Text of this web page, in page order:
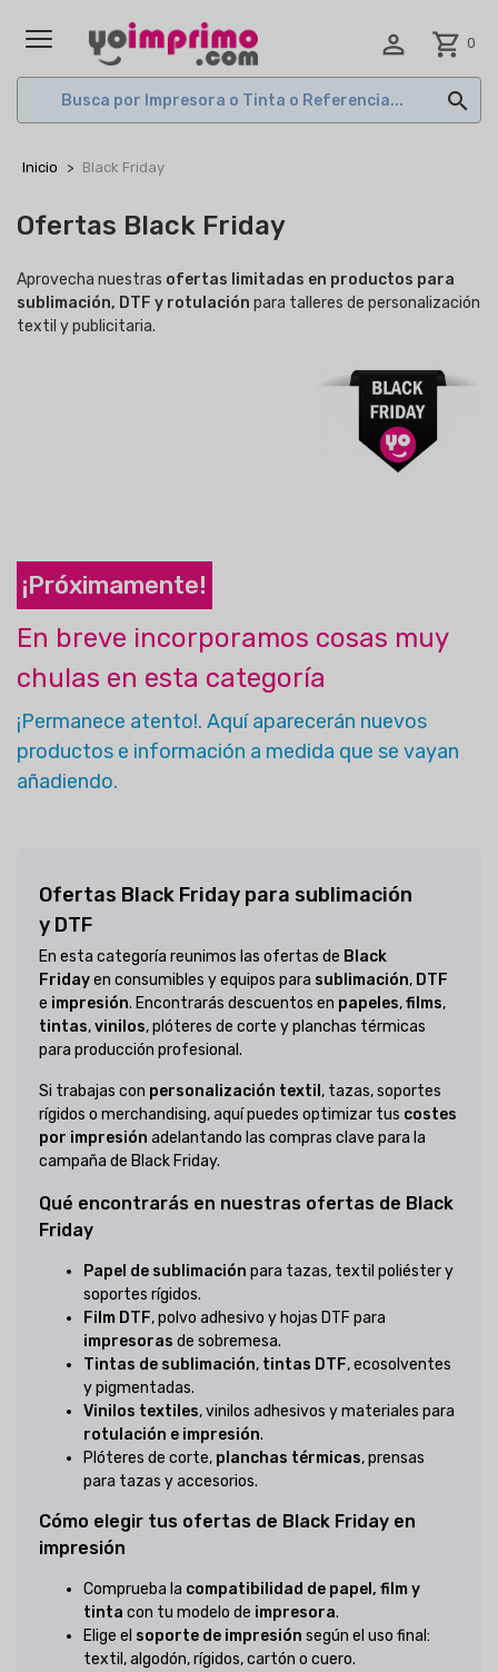
 shopping_cart 0

Inicio Black Friday
Ofertas Black Friday
Aprovecha nuestras ofertas limitadas en productos para
sublimación, DTF y rotulación para talleres de personalización
textil y publicitaria.
¡Próximamente!
En breve incorporamos cosas muy
chulas en esta categoría
¡Permanece atento!. Aquí aparecerán nuevos
productos e información a medida que se vayan
añadiendo.
Ofertas Black Friday para sublimación
y DTF
En esta categoría reunimos las ofertas de Black
Fridayen consumibles y equipos para sublimación, DTF
e impresión. Encontrarás descuentos en papeles,films,
tintas,vinilos, plóteres de corte y planchas térmicas
para producción profesional.
Si trabajas con personalización textil , tazas, soportes
rígidos o merchandising, aquí puedes optimizar tus costes
por impresión adelantando las compras clave para la
campaña de Black Friday.
Qué encontrarás en nuestras ofertas de Black
Friday
Papel de sublimación para tazas, textil poliéster y
soportes rígidos.
Film DTF, polvo adhesivo y hojas DTF para
impresoras de sobremesa.
Tintas de sublimación, tintas DTF, ecosolventes
y pigmentadas.
Vinilos textiles, vinilos adhesivos y materiales para
rotulación e impresión.
Plóteres de corte, planchas térmicas, prensas
para tazas y accesorios.
Cómo elegir tus ofertas de Black Friday en
impresión
Comprueba la compatibilidad de papel, film y
tinta con tu modelo de impresora.
Elige el soporte de impresión según el uso final:
textil, algodón, rígidos, cartón o cuero.